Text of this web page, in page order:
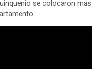
se colocaron más